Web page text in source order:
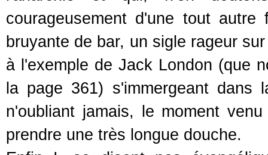
courageusement d'une tout
bruyante de bar, un sigle rageur
à l'exemple de Jack London (que
la page 361) s'immergeant
n'oubliant jamais, le moment
prendre une très longue douche.